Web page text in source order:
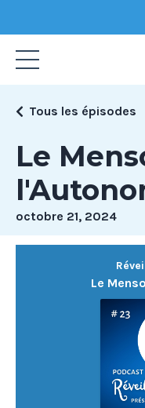
Le
Tous les épisodes
octobre 21, 2024